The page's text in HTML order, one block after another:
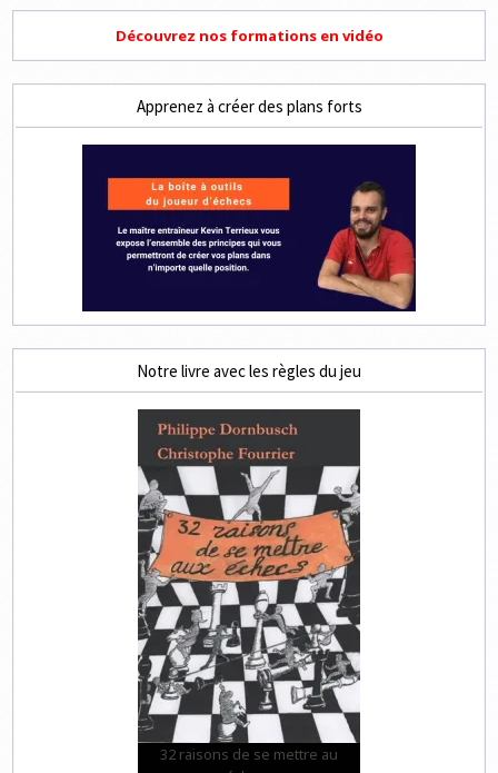
Découvrez nos formations en vidéo
Apprenez à créer des plans forts
Notre livre avec les règles du jeu
32 raisons de se mettre au